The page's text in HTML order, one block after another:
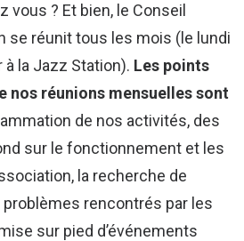
vous ? Et bien, le Conseil
se réunit tous les mois (le lundi
la Jazz Station). Les points
nos réunions mensuelles sont
de nos activités, des
sur le fonctionnement et les
la recherche de
rencontrés par les
sur pied d’événements